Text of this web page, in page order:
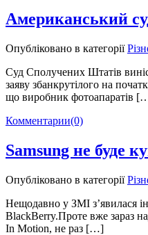
Американський
Опубліковано в категорії
Суд Сполучених Штатів
заяву збанкрутілого на
що виробник фотоапаратів
Комментарии(0)
Samsung не буде
Опубліковано в категорії
Нещодавно у ЗМІ з’явилася
BlackBerry.Проте вже зараз
In Motion, не раз […]